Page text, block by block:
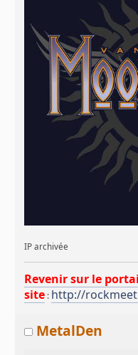
IP archivée
Revenir sur le
site : http://
MetalDen